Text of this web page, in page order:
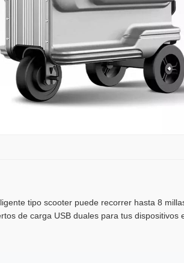
tipo scooter puede recorrer hasta 8
de carga USB duales para tus dispositivos